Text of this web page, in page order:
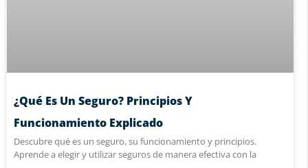
¿Qué Es Un Seguro? Principios Y
Funcionamiento Explicado
Descubre qué es un seguro, su funcionamiento y principios.
Aprende a elegir y utilizar seguros de manera efectiva con la